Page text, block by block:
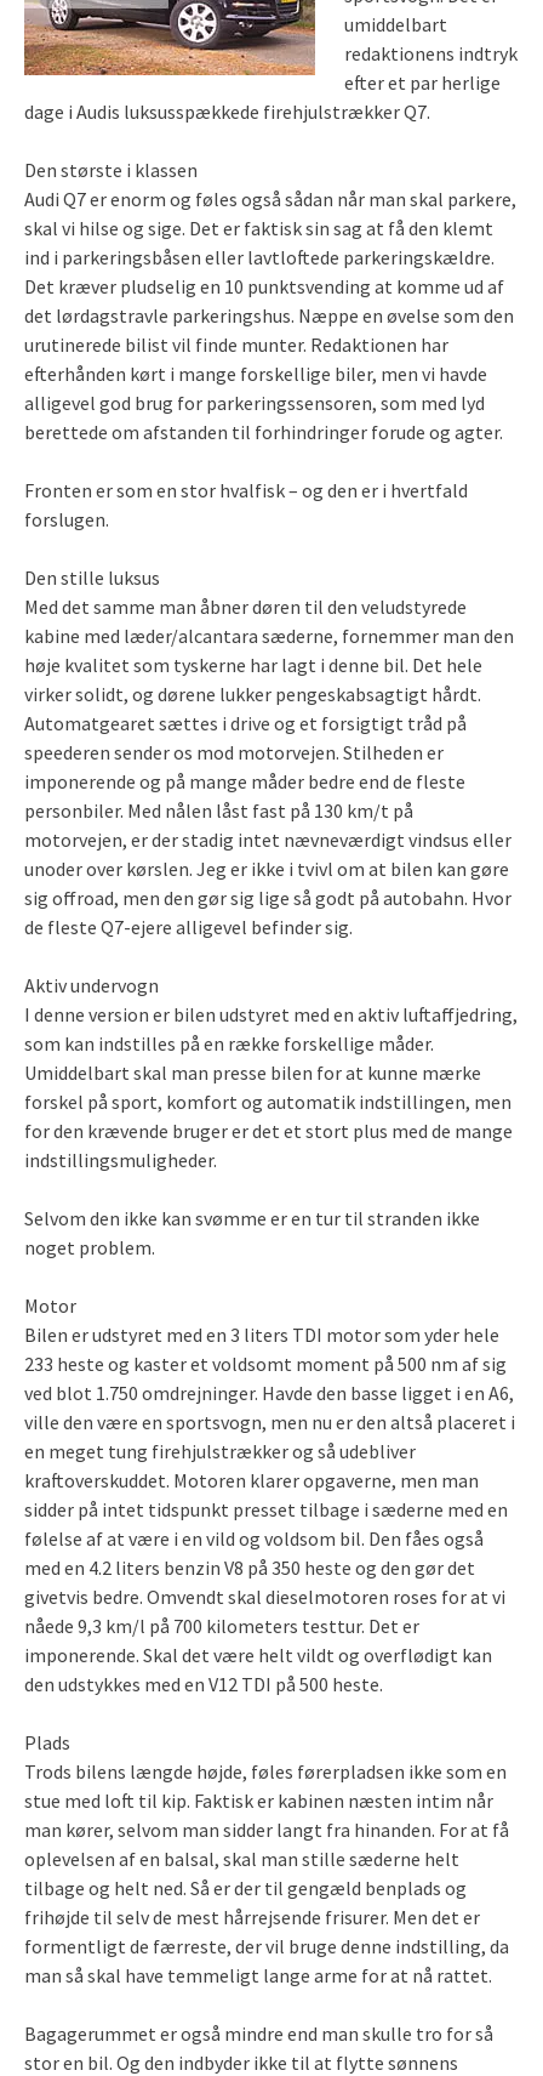
umiddelbart
redaktionens indtryk
efter et par herlige
dage i Audis luksusspækkede firehjulstrækker Q7.
Den største i klassen
Audi Q7 er enorm og føles også sådan når man skal parkere,
skal vi hilse og sige. Det er faktisk sin sag at få den klemt
ind i parkeringsbåsen eller lavtloftede parkeringskældre.
Det kræver pludselig en 10 punktsvending at komme ud af
det lørdagstravle parkeringshus. Næppe en øvelse som den
urutinerede bilist vil finde munter. Redaktionen har
efterhånden kørt i mange forskellige biler, men vi havde
alligevel god brug for parkeringssensoren, som med lyd
berettede om afstanden til forhindringer forude og agter.
Fronten er som en stor hvalfisk – og den er i hvertfald
forslugen.
Den stille luksus
Med det samme man åbner døren til den veludstyrede
kabine med læder/alcantara sæderne, fornemmer man den
høje kvalitet som tyskerne har lagt i denne bil. Det hele
virker solidt, og dørene lukker pengeskabsagtigt hårdt.
Automatgearet sættes i drive og et forsigtigt tråd på
speederen sender os mod motorvejen. Stilheden er
imponerende og på mange måder bedre end de fleste
personbiler. Med nålen låst fast på 130 km/t på
motorvejen, er der stadig intet nævneværdigt vindsus eller
unoder over kørslen. Jeg er ikke i tvivl om at bilen kan gøre
sig offroad, men den gør sig lige så godt på autobahn. Hvor
de fleste Q7-ejere alligevel befinder sig.
Aktiv undervogn
I denne version er bilen udstyret med en aktiv luftaffjedring,
som kan indstilles på en række forskellige måder.
Umiddelbart skal man presse bilen for at kunne mærke
forskel på sport, komfort og automatik indstillingen, men
for den krævende bruger er det et stort plus med de mange
indstillingsmuligheder.
Selvom den ikke kan svømme er en tur til stranden ikke
noget problem.
Motor
Bilen er udstyret med en 3 liters TDI motor som yder hele
233 heste og kaster et voldsomt moment på 500 nm af sig
ved blot 1.750 omdrejninger. Havde den basse ligget i en A6,
ville den være en sportsvogn, men nu er den altså placeret i
en meget tung firehjulstrækker og så udebliver
kraftoverskuddet. Motoren klarer opgaverne, men man
sidder på intet tidspunkt presset tilbage i sæderne med en
følelse af at være i en vild og voldsom bil. Den fåes også
med en 4.2 liters benzin V8 på 350 heste og den gør det
givetvis bedre. Omvendt skal dieselmotoren roses for at vi
nåede 9,3 km/l på 700 kilometers testtur. Det er
imponerende. Skal det være helt vildt og overflødigt kan
den udstykkes med en V12 TDI på 500 heste.
Plads
Trods bilens længde højde, føles førerpladsen ikke som en
stue med loft til kip. Faktisk er kabinen næsten intim når
man kører, selvom man sidder langt fra hinanden. For at få
oplevelsen af en balsal, skal man stille sæderne helt
tilbage og helt ned. Så er der til gengæld benplads og
frihøjde til selv de mest hårrejsende frisurer. Men det er
formentligt de færreste, der vil bruge denne indstilling, da
man så skal have temmeligt lange arme for at nå rattet.
Bagagerummet er også mindre end man skulle tro for så
stor en bil. Og den indbyder ikke til at flytte sønnens